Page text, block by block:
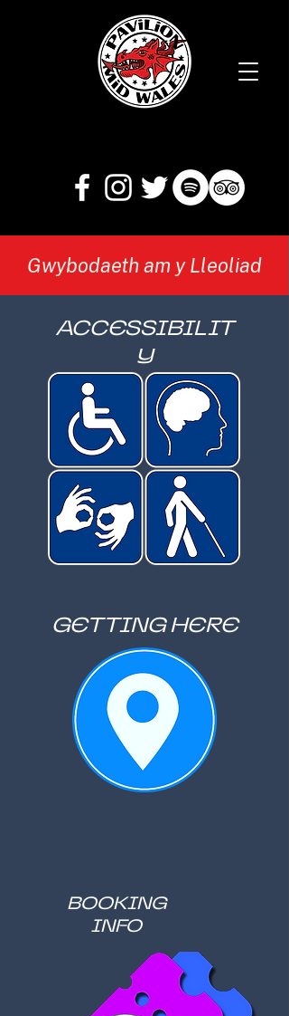
Gwybodaeth am y Lleoliad
ACCESSIBILIT
Y
GETTING HERE
BOOKING
INFO